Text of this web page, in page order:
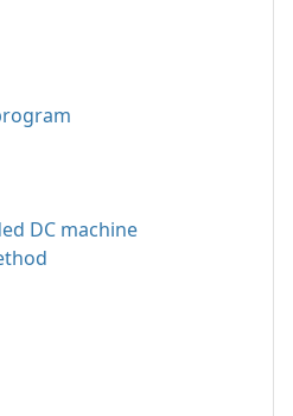
DC machine